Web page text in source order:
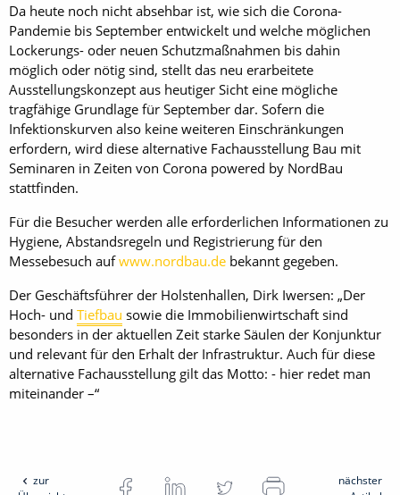
Da heute noch nicht absehbar ist, wie sich die Corona-
Pandemie bis September entwickelt und welche möglichen
Lockerungs- oder neuen Schutzmaßnahmen bis dahin
möglich oder nötig sind, stellt das neu erarbeitete
Ausstellungskonzept aus heutiger Sicht eine mögliche
tragfähige Grundlage für September dar. Sofern die
Infektionskurven also keine weiteren Einschränkungen
erfordern, wird diese alternative Fachausstellung Bau mit
Seminaren in Zeiten von Corona powered by NordBau
stattfinden.
Für die Besucher werden alle erforderlichen Informationen zu
Hygiene, Abstandsregeln und Registrierung für den
Messebesuch aufwww.nordbau.de bekannt gegeben.
Der Geschäftsführer der Holstenhallen, Dirk Iwersen: „Der
Hoch- und Tiefbau sowie die Immobilienwirtschaft sind
besonders in der aktuellen Zeit starke Säulen der Konjunktur
und relevant für den Erhalt der Infrastruktur. Auch für diese
alternative Fachausstellung gilt das Motto: - hier redet man
miteinander –“
zur
nächster